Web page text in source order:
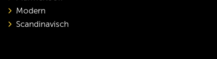
Modern
Scandinavisch